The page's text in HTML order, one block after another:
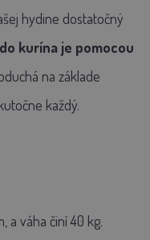
hydine dostatočný
kurína je pomocou
na základe
každý.
a váha činí 40 kg.